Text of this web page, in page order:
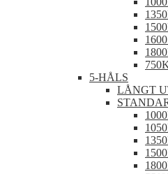
5-HÅLS
LÅNGT